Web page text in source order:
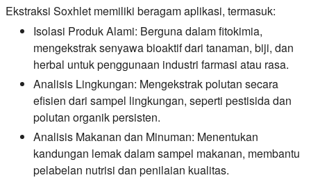
Ekstraksi Soxhlet memiliki beragam aplikasi, termasuk:
Isolasi Produk Alami: Berguna dalam fitokimia,
mengekstrak senyawa bioaktif dari tanaman, biji, dan
herbal untuk penggunaan industri farmasi atau rasa.
Analisis Lingkungan: Mengekstrak polutan secara
efisien dari sampel lingkungan, seperti pestisida dan
polutan organik persisten.
Analisis Makanan dan Minuman: Menentukan
kandungan lemak dalam sampel makanan, membantu
pelabelan nutrisi dan penilaian kualitas.